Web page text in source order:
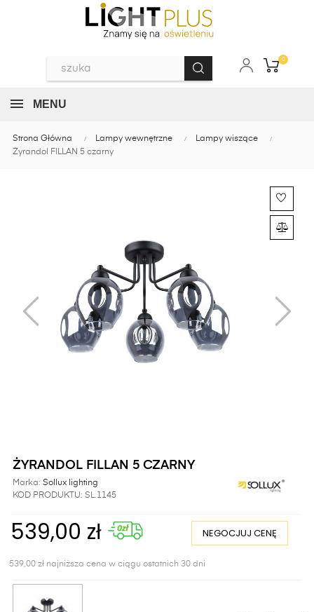
0
MENU
Strona Główna Lampy wewnętrzne
Lampy wiszące
Żyrandol FILLAN 5 czarny
ŻYRANDOL FILLAN 5 CZARNY
Marka: Sollux lighting
KOD PRODUKTU: SL.1145
539,00 zł NEGOCJUJ CENĘ
539,00 zł najniższa cena w ciągu ostatnich 30 dni